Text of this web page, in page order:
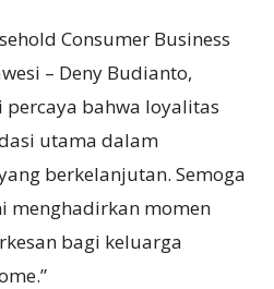
Consumer Business
– Deny Budianto,
percaya bahwa loyalitas
utama dalam
berkelanjutan. Semoga
menghadirkan momen
bagi keluarga